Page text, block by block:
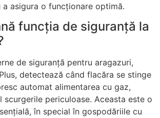
asigura o funcționare optimă.
funcția de siguranță la
de siguranță pentru aragazuri,
detectează când flacăra se stinge
automat alimentarea cu gaz,
scurgerile periculoase. Aceasta este o
în special în gospodăriile cu